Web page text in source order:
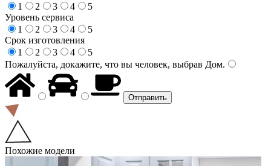
1
2 3 4
5
Уровень сервиса
1
2 3 4
5
Срок изготовления
1
2 3 4
5
Пожалуйста, докажите, что вы человек, выбрав Дом.
Похожие модели